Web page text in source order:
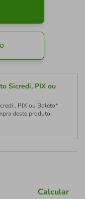
Sicredi, PIX ou
, PIX ou Boleto*
deste produto.
Calcular